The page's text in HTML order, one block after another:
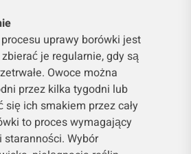
uprawy borówki jest
je regularnie, gdy są
Owoce można
przez kilka tygodni lub
się ich smakiem przez cały
to proces wymagający
Wybór